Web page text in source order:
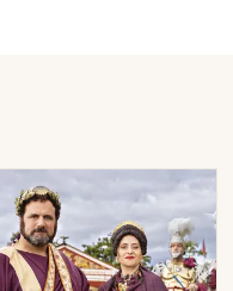
Mon email